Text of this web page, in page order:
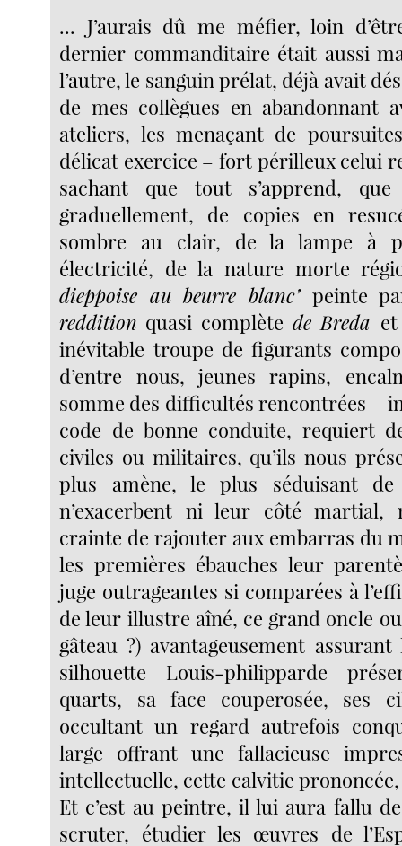
... J’aurais dû me méfier, loin
dernier commanditaire était aussi
l’autre, le sanguin prélat, déjà avait
de mes collègues en abandonnant
ateliers, les menaçant de
délicat exercice – fort périlleux celui
sachant que tout s’apprend,
graduellement, de copies en
sombre au clair, de la lampe à
électricité, de la nature morte
dieppoise au beurre blanc’ peinte
reddition quasi complète de Breda
inévitable troupe de figurants
d’entre nous, jeunes rapins,
somme des difficultés rencontrées –
code de bonne conduite, requiert
civiles ou militaires, qu’ils nous
plus amène, le plus séduisant
n’exacerbent ni leur côté martial,
crainte de rajouter aux embarras du
les premières ébauches leur
juge outrageantes si comparées à
de leur illustre aîné, ce grand oncle
gâteau ?) avantageusement
silhouette Louis-philipparde
quarts, sa face couperosée, ses
occultant un regard autrefois
large offrant une fallacieuse
intellectuelle, cette calvitie
Et c’est au peintre, il lui aura fallu
scruter, étudier les œuvres de